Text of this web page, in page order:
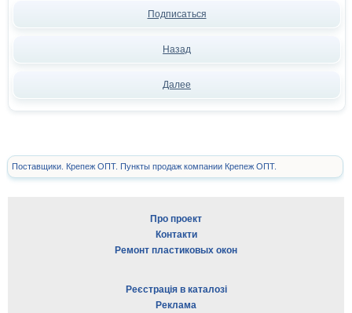
Подписаться
Назад
Далее
Поставщики. Крепеж ОПТ. Пункты продаж компании Крепеж ОПТ.
Про проект
Контакти
Ремонт пластиковых окон
Реєстрація в каталозі
Реклама